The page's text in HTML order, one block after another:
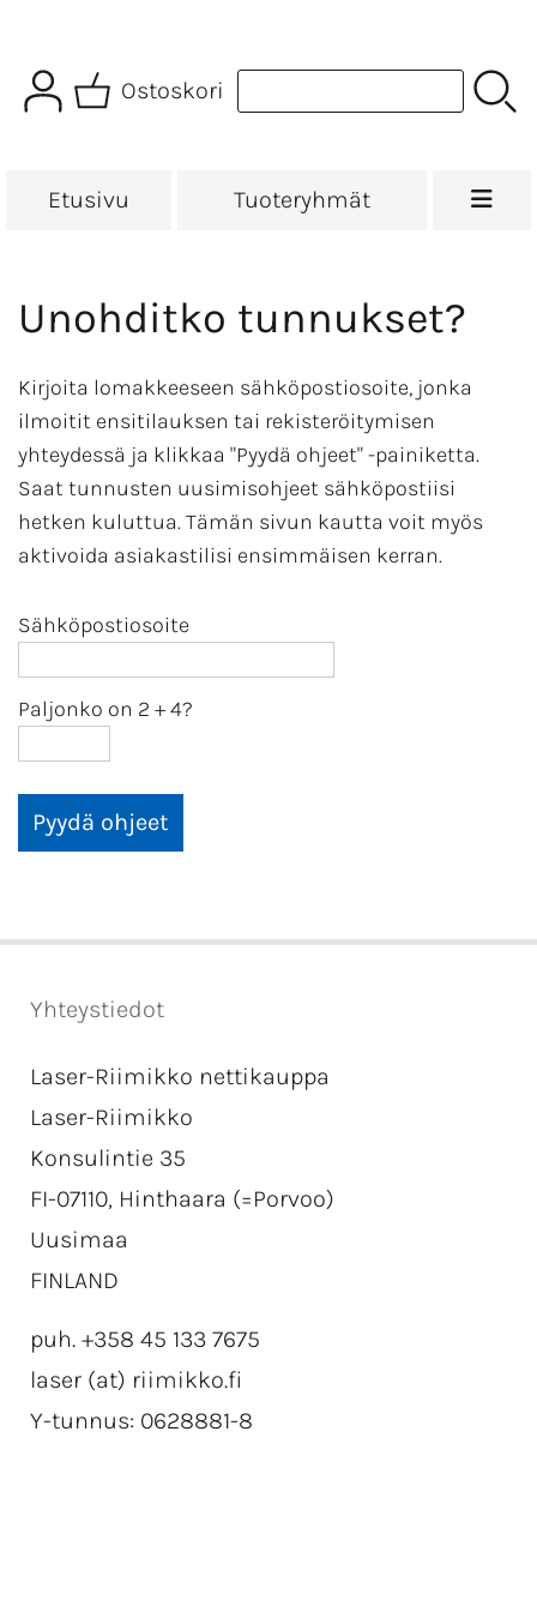
Ostoskori
Etusivu Tuoteryhmät
Unohditko tunnukset?
Kirjoita lomakkeeseen sähköpostiosoite, jonka
ilmoitit ensitilauksen tai rekisteröitymisen
yhteydessä ja klikkaa "Pyydä ohjeet" -painiketta.
Saat tunnusten uusimisohjeet sähköpostiisi
hetken kuluttua. Tämän sivun kautta voit myös
aktivoida asiakastilisi ensimmäisen kerran.
Sähköpostiosoite
Paljonko on 2 +4?
Yhteystiedot
Laser-Riimikko nettikauppa
Laser-Riimikko
Konsulintie 35
FI-07110, Hinthaara (=Porvoo)
Uusimaa
FINLAND
puh. +358 45 133 7675
laser (at) riimikko.fi
Y-tunnus: 0628881-8